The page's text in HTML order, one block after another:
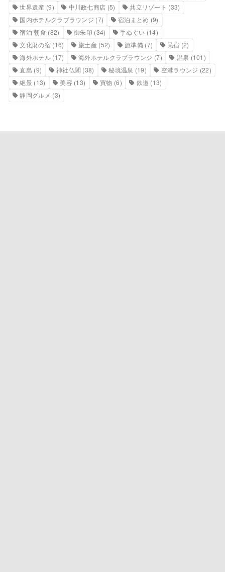
世界遺産 (9) 中川政七商店 (5) 共立リゾート (33)
国内ホテルクラブラウンジ (7) 宿泊まとめ (9)
宿泊 朝食 (82) 御朱印 (34) 手ぬぐい (14)
文化財の宿(16) 旅土産 (52) 旅準備 (7) 民宿 (2)
海外ホテル(17) 海外ホテルクラブラウンジ (7) 温泉 (101)
直島 (9) 神社仏閣 (38) 秘境温泉 (19) 空港ラウンジ (22)
絶景 (13) 美容 (13) 買物 (6) 鉄道 (13)
静岡グルメ (3)